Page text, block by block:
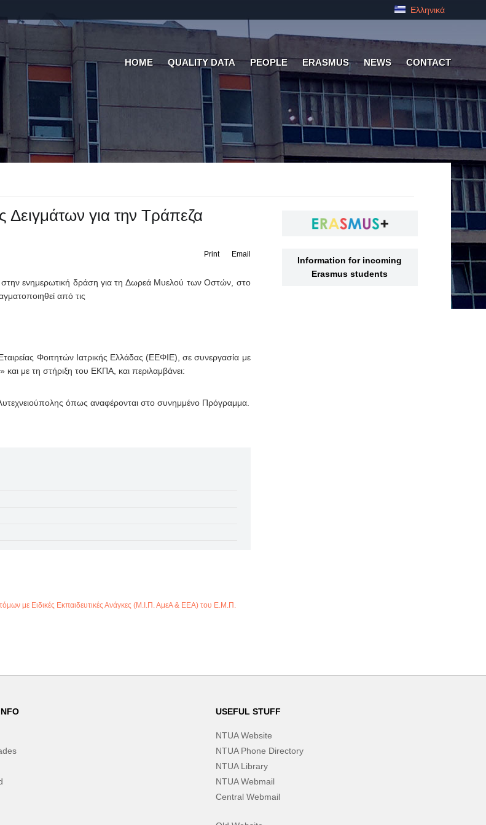
Ελληνικά
HOME QUALITY DATA PEOPLE ERASMUS NEWS CONTACT
για την Τράπεζα
Email
Print
στην ενημερωτική δράση για τη Δωρεά Μυελού των Οστών, στο
από τις
Φοιτητών Ιατρικής Ελλάδας (ΕΕΦΙΕ), σε συνεργασία με
με τη στήριξη του ΕΚΠΑ, και περιλαμβάνει:
όπως αναφέρονται στο συνημμένο Πρόγραμμα.
με Ειδικές Εκπαιδευτικές Ανάγκες (Μ.Ι.Π. ΑμεΑ & ΕΕΑ) του Ε.Μ.Π.
Information for incoming
Erasmus students
USEFUL STUFF
NTUA Website
NTUA Phone Directory
NTUA Library
NTUA Webmail
Central Webmail